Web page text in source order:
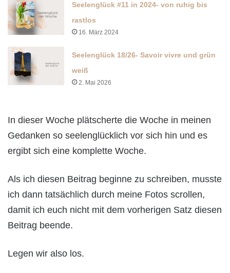
Seelenglück #11 in 2024- von ruhig bis
rastlos
16. März 2024
Seelenglück 18/26- Savoir vivre und grün
weiß
2. Mai 2026
In dieser Woche plätscherte die Woche in meinen
Gedanken so seelenglücklich vor sich hin und es
ergibt sich eine komplette Woche.
Als ich diesen Beitrag beginne zu schreiben, musste
ich dann tatsächlich durch meine Fotos scrollen,
damit ich euch nicht mit dem vorherigen Satz diesen
Beitrag beende.
Legen wir also los.